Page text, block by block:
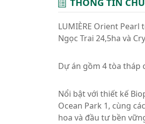
LUMIÈRE Orient
Ngọc Trai 24,5ha và
Dự án gồm 4 tòa tháp
Nổi bật với thiết kế
Ocean Park 1, cùng
hoa và đầu tư bền